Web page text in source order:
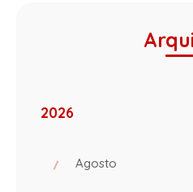
2026
Agosto